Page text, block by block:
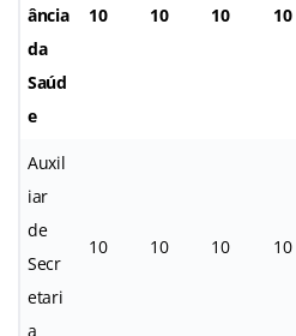
ância
da
Saúd
e
10 10 10 10
Auxil
iar
de
Secr
etari
a
10 10 10 10